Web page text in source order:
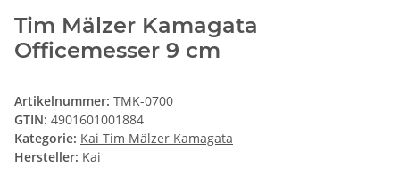
Tim Mälzer Kamagata
Officemesser 9 cm
Artikelnummer: TMK-0700
GTIN: 4901601001884
Kategorie: Kai Tim Mälzer Kamagata
Hersteller: Kai